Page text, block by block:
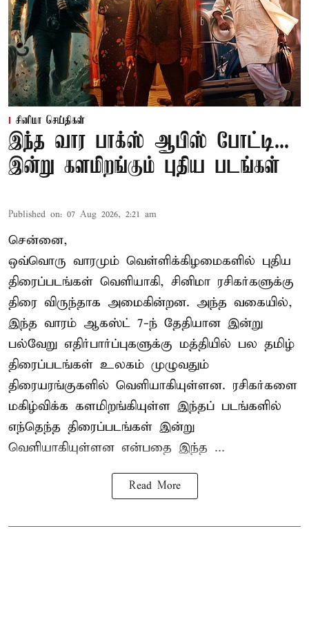
சினிமா செய்திகள்
இந்த வார பாக்ஸ் ஆபிஸ் போட்டி...
இன்று களமிறங்கும் புதிய படங்கள்
Published on: 07 Aug 2026, 2:21 am
சென்னை,
ஒவ்வொரு வாரமும் வெள்ளிக்கிழமைகளில் புதிய
திரைப்படங்கள் வெளியாகி, சினிமா ரசிகர்களுக்கு
திரை விருந்தாக அமைகின்றன. அந்த வகையில்,
இந்த வாரம் ஆகஸ்ட் 7-ந் தேதியான இன்று
பல்வேறு எதிர்பார்ப்புகளுக்கு மத்தியில் பல தமிழ்
திரைப்படங்கள் உலகம் முழுவதும்
திரையரங்குகளில் வெளியாகியுள்ளன. ரசிகர்களை
மகிழ்விக்க களமிறங்கியுள்ள இந்தப் படங்களில்
எந்தெந்த திரைப்படங்கள் இன்று
வெளியாகியுள்ளன என்பதை இந்த ...
Read More